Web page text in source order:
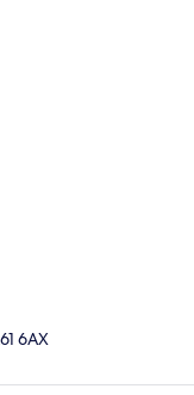
6AX